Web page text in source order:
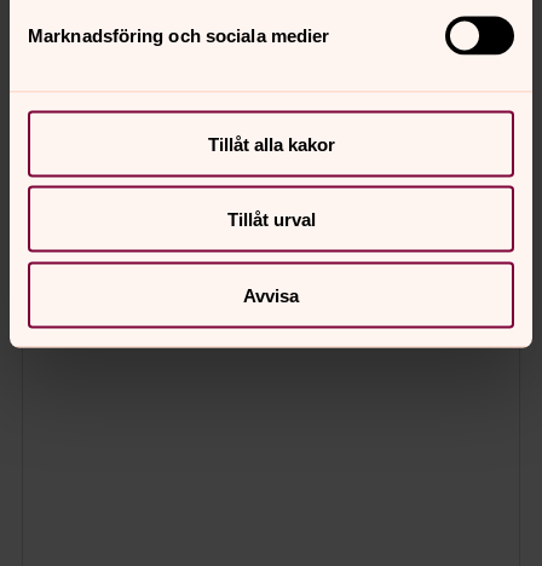
Marknadsföring och sociala medier
Tillåt alla kakor
Tillåt urval
Avvisa